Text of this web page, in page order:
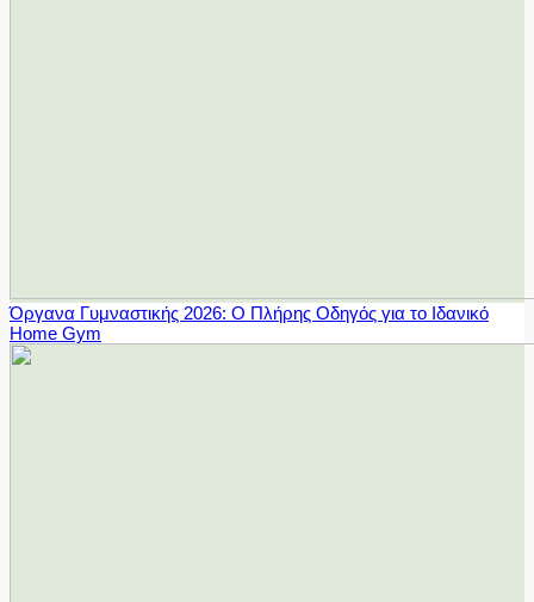
Όργανα Γυμναστικής 2026: Ο Πλήρης Οδηγός για το Ιδανικό
Home Gym